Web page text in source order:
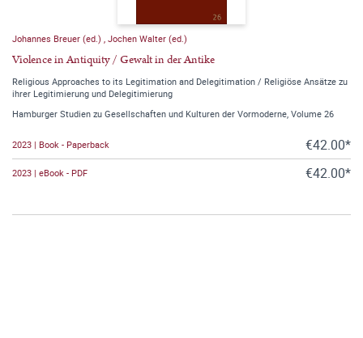
Johannes Breuer (ed.) Jochen Walter (ed.)
Violence in Antiquity / Gewalt in der Antike
Religious Approaches to its Legitimation and Delegitimation / Religiöse Ansätze zu
ihrer Legitimierung und Delegitimierung
Hamburger Studien zu Gesellschaften und Kulturen der Vormoderne, Volume 26
2023 | Book - Paperback €42.00*
2023 | eBook - PDF €42.00*